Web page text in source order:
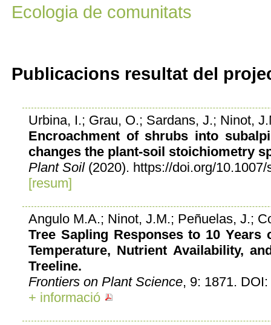
Ecologia de comunitats
Publicacions resultat del
Urbina, I.; Grau, O.; Sardans, J.; Ninot,
Encroachment of shrubs into
changes the plant-soil stoichiometry
Plant Soil(2020). https://doi.org/10.1007/
[resum]
Angulo M.A.; Ninot, J.M.; Peñuelas, J.;
Tree Sapling Responses to 10
Temperature, Nutrient Availability,
Treeline.
Frontiers on Plant Science, 9: 1871.
+ informació